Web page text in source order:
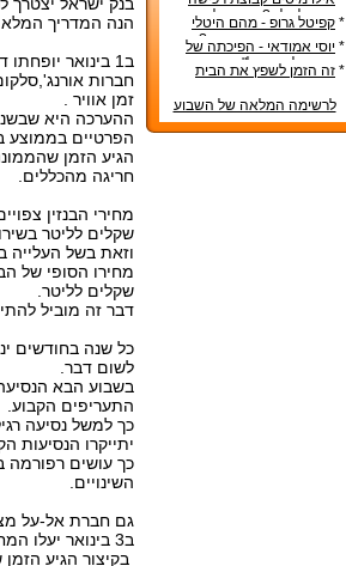
צריכה לשלם? - קפיטל גרופ
בע"מ
* קפיטל גרופ - מהם היטלי
המיסים בקבוצת רכישה?
* יוסי אמודאי - הפיכתה של
דטרויט ליעד נדל"ן מבוקש
* זה הזמן לשפץ את הבית
לרשימה המלאה של השבוע
הנה המדריך המלא
טלפון
ב1 בינואר יופחתו דמי הקישוריות ע"י משרד התקשורת.
חברות
זמן אוויר .
ההערכה היא
הפרטיים בממוצע
הגיע הזמן
חריגה מהכללים.
מחירי הבנזין
שקלים לליטר
וזאת בשל העלייה
שקלים לליטר.
דבר זה מוביל
תחבורה
כל שנה בחודשים
לשום דבר.
התעריפים הקבוע.
יתייקרו הנסיעות
כך עושים רפורמה
השינויים.
גם חברת אל-על
ב3 בינואר יעלו המחירים של כרטיסי הטיסה בשיעור שבין 8$-16$ .
בקיצור הגיע